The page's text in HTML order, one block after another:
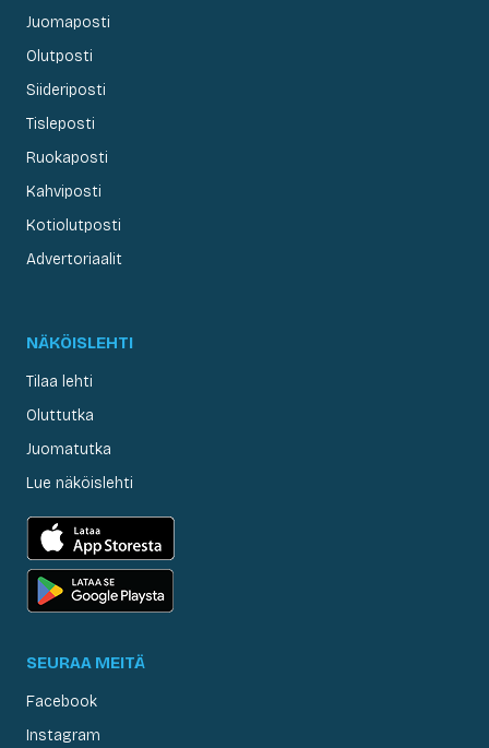
Juomaposti
Olutposti
Siideriposti
Tisleposti
Ruokaposti
Kahviposti
Kotiolutposti
Advertoriaalit
NÄKÖISLEHTI
Tilaa lehti
Oluttutka
Juomatutka
Lue näköislehti
SEURAA MEITÄ
Facebook
Instagram